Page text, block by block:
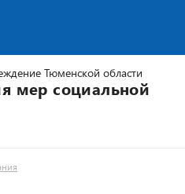
Тюменской области
мер социальной